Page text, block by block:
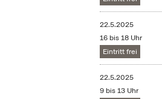
22.5.2025
16 bis 18 Uhr
Eintritt frei
22.5.2025
9 bis 13 Uhr